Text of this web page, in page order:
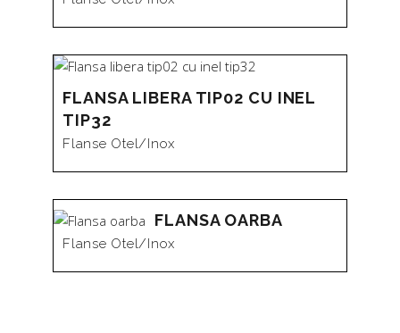
FLANSA LIBERA TIP02 CU INEL
TIP32
Flanse Otel/inox
FLANSA OARBA
Flanse Otel/inox